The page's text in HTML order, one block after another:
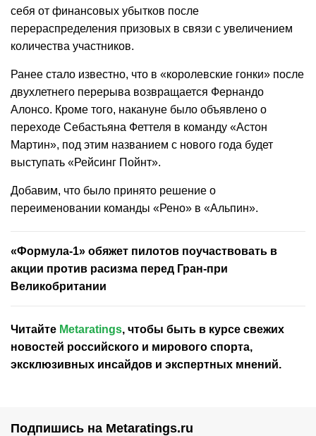
себя от финансовых убытков после
перераспределения призовых в связи с увеличением
количества участников.
Ранее стало известно, что в «королевские гонки» после
двухлетнего перерыва возвращается Фернандо
Алонсо. Кроме того, накануне было объявлено о
переходе Себастьяна Феттеля в команду «Астон
Мартин», под этим названием с нового года будет
выступать «Рейсинг Пойнт».
Добавим, что было принято решение о
переименовании команды «Рено» в «Альпин».
«Формула-1» обяжет пилотов поучаствовать в
акции против расизма перед Гран-при
Великобритании
Читайте Metaratings, чтобы быть в курсе свежих
новостей российского и мирового спорта,
эксклюзивных инсайдов и экспертных мнений.
Подпишись на Metaratings.ru